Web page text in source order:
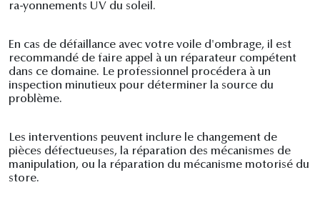
ra-yonnements UV du soleil.
En cas de défaillance avec votre voile d'ombrage, il est
recommandé de faire appel à un réparateur compétent
dans ce domaine. Le professionnel procédera à un
inspection minutieux pour déterminer la source du
problème.
Les interventions peuvent inclure le changement de
pièces défectueuses, la réparation des mécanismes de
manipulation, ou la réparation du mécanisme motorisé du
store.